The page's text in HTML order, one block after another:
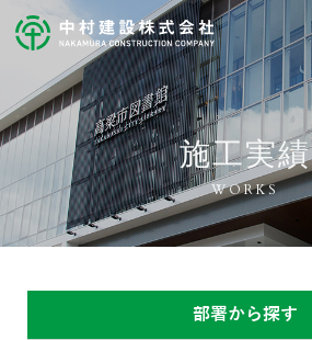
施工実績
WORKS
部署から探す